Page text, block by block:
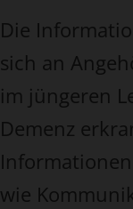
Die
sich an
im jüngeren
Demenz
wie